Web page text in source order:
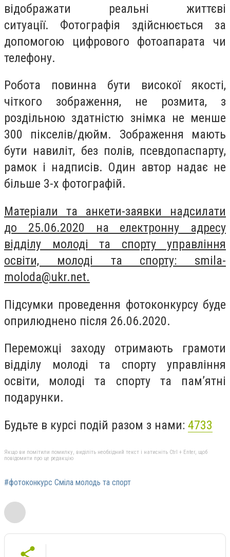
відображати реальні життєві
ситуації. Фотографія здійснюється за
допомогою цифрового фотоапарата чи
телефону.
Робота повинна бути високої якості,
чіткого зображення, не розмита, з
роздільною здатністю знімка не менше
300 пікселів/дюйм. Зображення мають
бути навиліт, без полів, псевдопаспарту,
рамок і надписів. Один автор надає не
більше 3-х фотографій.
Матеріали та анкети-заявки надсилати
до 25.06.2020 на електронну адресу
відділу молоді та спорту управління
освіти, молоді та спорту: smila-
moloda@ukr.net.
Підсумки проведення фотоконкурсу буде
оприлюднено після 26.06.2020.
Переможці заходу отримають грамоти
відділу молоді та спорту управління
освіти, молоді та спорту та пам’ятні
подарунки.
Будьте в курсі подій разом з нами: 4733
Якщо ви помітили помилку, виділіть необхідний текст і натисніть Ctrl + Enter, щоб
повідомити про це редакцію
#фотоконкурс Сміла молодь та спорт